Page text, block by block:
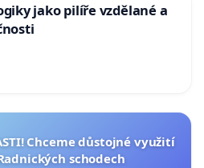
jako pilíře vzdělané a
Chceme důstojné využití
schodech